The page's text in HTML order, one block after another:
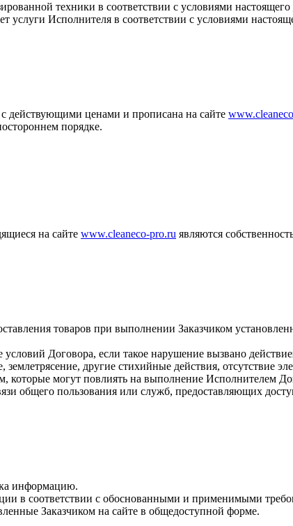
техники в соответствии с условиями
услуги Исполнителя в соответствии с условиями
с действующими ценами и прописана на сайте
порядке.
на сайте www.cleaneco-pro.ru являются
товаров при выполнении Заказчиком
условий Договора, если такое нарушение вызвано
другие стихийные действия, отсутствие
которые могут повлиять на выполнение Исполнителем
общего пользования или служб, предоставляющих
информацию.
в соответствии с обоснованными и применимыми
Заказчиком на сайте в общедоступной форме.